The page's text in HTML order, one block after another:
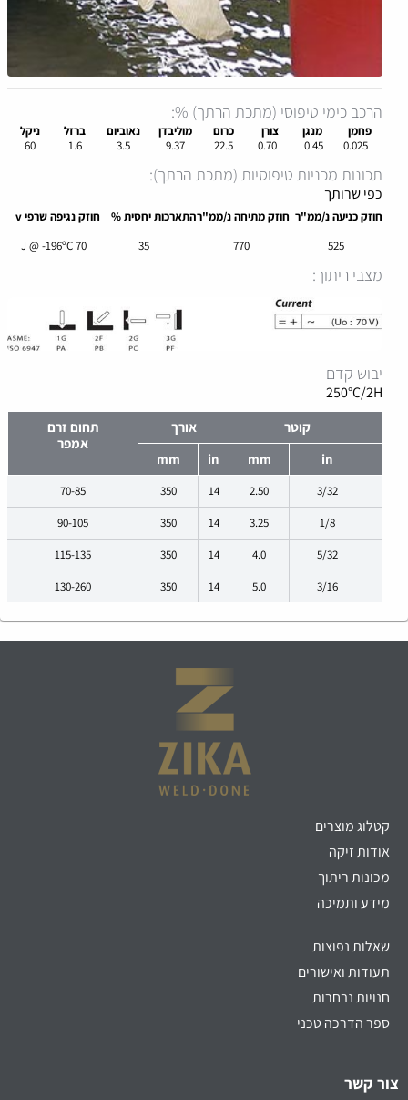
הרכב כימי טיפוסי (מתכת הרתך) %:
פחמן מנגן צורן כרום מוליבדן נאוביום ברזל
ניקל
0.025
0.45
0.70
22.5
9.37
3.5
1.6
60
תכונות מכניות טיפוסיות (מתכת הרתך):
כפי שרותך
חוזק כניעה נ/ממ"ר חוזק מתיחה נ/ממ"רהתארכות יחסית %
חוזק נגיפה שרפי v
525
70 J @ -196ºC
מצבי ריתוך:
יבוש קדם
250°C/2H
קוטר אורך
תחום זרם
אמפר
in
mm
in
mm
3/32
2.50
14
350
70-85
1/8
3.25
14
350
90-105
5/32
4.0
14
350
115-135
3/16
5.0
14
350
130-260
קטלוג מוצרים
אודות זיקה
מכונות ריתוך
מידע ותמיכה
שאלות נפוצות
תעודות ואישורים
חנויות נבחרות
ספר הדרכה טכני
צור קשר